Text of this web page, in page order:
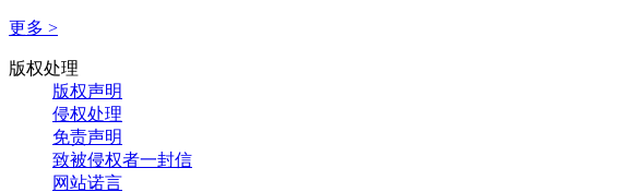
更多 >
版权处理
版权声明
侵权处理
免责声明
致被侵权者一封信
网站诺言